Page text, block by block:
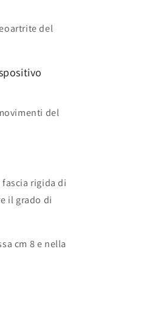
del
del
rigida di
il grado di
cm 8e nella